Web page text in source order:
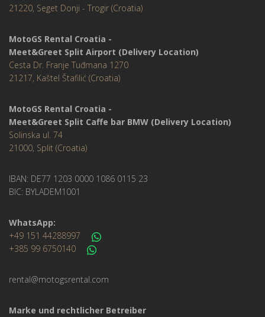
21220, Seget Donji - Trogir (Croatia)
MotoGS Rental Croatia -
Meet&Greet Split Airport (Delivery Location)
Cesta Dr. Franje Tuđmana 1270
21217, Kaštel Štafilić (Croatia)
MotoGS Rental Croatia -
Meet&Greet Split Caffe bar BMW (Delivery Location)
Solinska ul. 74
21000, Split (Croatia)
IBAN: DE77 1203 0000 1086 0115 23
BIC: BYLADEM1001
WhatsApp:
+49 151 44288997
+385 99 6750140
rental@motogsrental.com
Marke und rechtlicher Betreiber